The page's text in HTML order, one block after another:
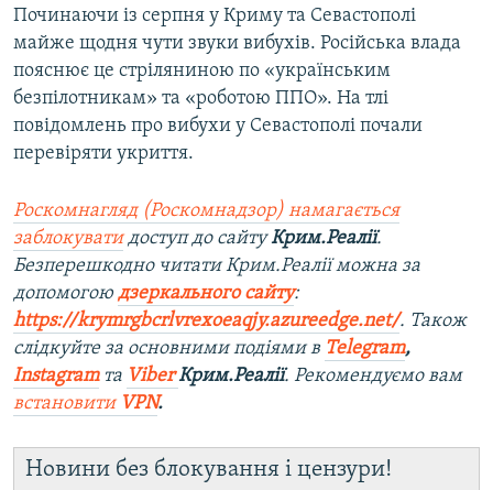
Починаючи із серпня у Криму та Севастополі
майже щодня чути звуки вибухів. Російська влада
пояснює це стріляниною по «українським
безпілотникам» та «роботою ППО». На тлі
повідомлень про вибухи у Севастополі почали
перевіряти укриття.
Роскомнагляд (Роскомнадзор) намагається
заблокуватидоступ до сайтуКрим.Реалії.
Безперешкодно читати Крим.Реалії можна за
допомогою дзеркального сайту:
https://krymrgbcrlvrexoeaqjy.azureedge.net/. Також
слідкуйте за основними подіями в Telegram,
Instagramта ViberКрим.Реалії. Рекомендуємо вам
встановити VPN.
Новини без блокування і цензури!